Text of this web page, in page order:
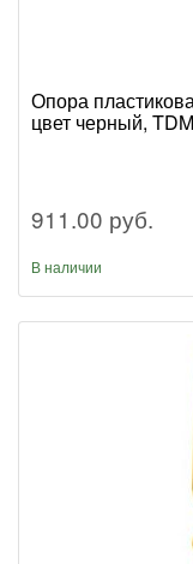
Опора
цвет черный, TDM
911.00 руб.
В наличии